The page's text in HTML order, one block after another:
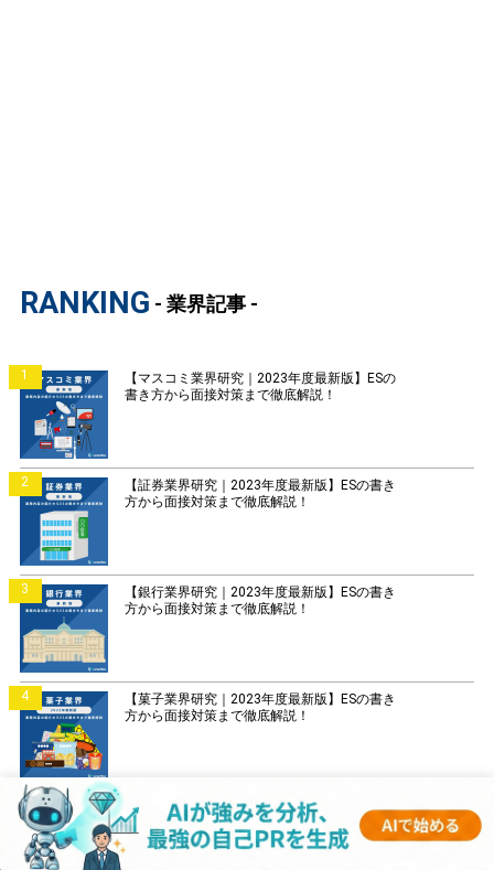
RANKING - 業界記事 -
1
【マスコミ業界研究｜2023年度最新版】ESの
書き方から面接対策まで徹底解説！
2
【証券業界研究｜2023年度最新版】ESの書き
方から面接対策まで徹底解説！
3
【銀行業界研究｜2023年度最新版】ESの書き
方から面接対策まで徹底解説！
4
【菓子業界研究｜2023年度最新版】ESの書き
方から面接対策まで徹底解説！
5
【IT業界研究｜2023年度最新版】ESの書き方
から面接対策まで徹底解説！